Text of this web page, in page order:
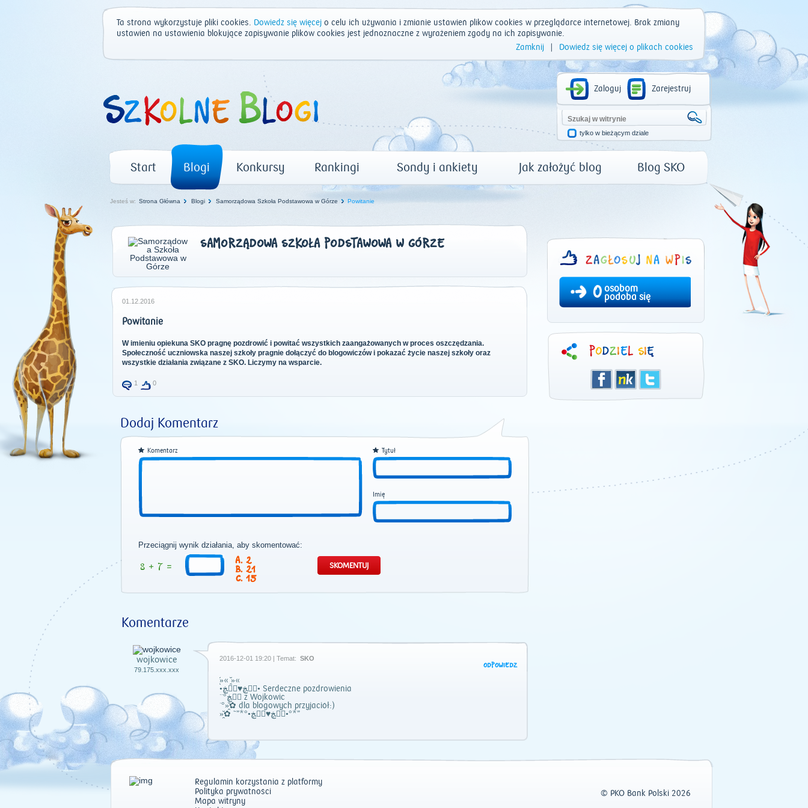
Ta strona wykorzystuje pliki cookies. Dowiedz się więcejo celu ich używania i zmianie ustawień plików cookies w przeglądarce internetowej. Brak zmiany
ustawień na ustawienia blokujące zapisywanie plików cookies jest jednoznaczne z wyrażeniem zgody na ich zapisywanie.
Zamknij
Dowiedz się więcej o plikach cookies
Zaloguj Zarejestruj
tylko w bieżącym dziale
Start Blogi Konkursy Rankingi Sondy i ankiety Jak założyć blog Blog SKO
Jesteś w: Strona Główna Blogi Samorządowa Szkoła Podstawowa w Górze Powitanie
SAMORZĄDOWA SZKOŁA PODSTAWOWA W GÓRZE
01.12.2016
Powitanie
W imieniu opiekuna SKO pragnę pozdrowić i powitać wszystkich zaangażowanych w proces oszczędzania.
Społeczność uczniowska naszej szkoły pragnie dołączyć do blogowiczów i pokazać życie naszej szkoły oraz
wszystkie działania związane z SKO. Liczymy na wsparcie.
1 0
Dodaj Komentarz
Komentarz Tytuł
Imię
Przeciągnij wynik działania, aby skomentować:
2
21
15
Komentarze
wojkowice
79.175.xxx.xxx
2016-12-01 19:20 | Temat: SKO
ODPOWIEDZ
»̯̆« »̯̆«
•ڰۣڿ♥ڰۣڿ• Serdeczne pozdrowienia
``°ڰۣڿ z Wojkowic
`°»̯̆✿ dla blogowych przyjaciół:)
»̯̆✿ ˜”*°•ڰۣڿ♥ڰۣڿ•°*”
0osobom
podoba się
Regulamin korzystania z platformy
Polityka prywatności
Mapa witryny
© PKO Bank Polski 2026